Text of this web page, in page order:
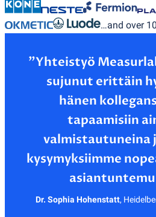
…and over
”Yhteistyö
sujunut erittäin
hänen
tapaamisiin
valmistautuneina
kysymyksiimme
Dr. Sophia Hohenstatt,